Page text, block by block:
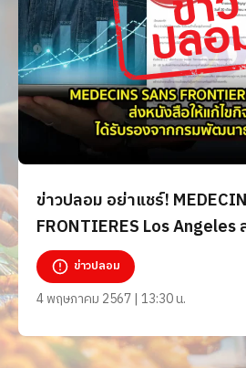
ข่าวปลอม อย่าแชร์!
FRONTIERES Los Angeles
กิจกรรม ได้รับรองจากกรมพัฒ
ข่าวปลอม
4 พฤษภาคม 2567 | 13:30 น.